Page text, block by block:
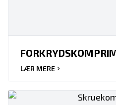
LÆR MERE